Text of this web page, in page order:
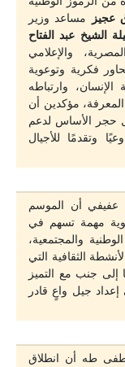
عجيز
مساعد وزير
الشيخ عبد الفتاح
والإعلامي
فكرية وتوعوية
وارتباطه
مؤكدين أن
حجر الأساس لدعم
وتقدمًا للأجيال
عفيفي أن الموسم
مهمة تسهم في
والمجتمعية،
الثقافية التي
إلى جنب مع التميز
جيل واعٍ قادر
طه أن انطلاق